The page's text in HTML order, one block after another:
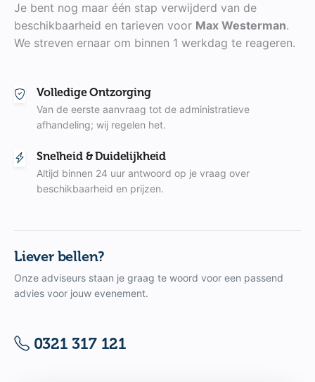
Je bent nog maar één stap verwijderd van de
beschikbaarheid en tarieven voor Max Westerman.
We streven ernaar om binnen 1 werkdag te reageren.
Volledige Ontzorging
Van de eerste aanvraag tot de administratieve
afhandeling; wij regelen het.
Snelheid & Duidelijkheid
Altijd binnen 24 uur antwoord op je vraag over
beschikbaarheid en prijzen.
Liever bellen?
Onze adviseurs staan je graag te woord voor een passend
advies voor jouw evenement.
0321 317 121